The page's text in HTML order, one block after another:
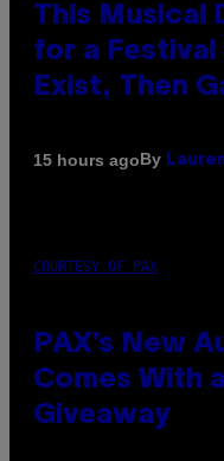
This Musical
for a Festival
Exist, Then
15 hours agoBy
COURTESY OF PAX
PAX’s New
Comes With
Giveaway